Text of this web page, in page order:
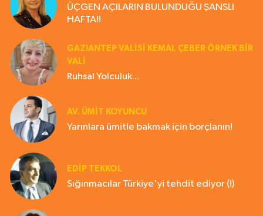
ÜÇGEN AÇILARIN BULUNDUĞU ŞANSLI
HAFTA!!
GAZIANTEP VALISI KEMAL ÇEBER ÖRNEK BİR
VALİ
Ruhsal Yolculuk...
AV. ÜMIT KOYUNCU
Yarınlara ümitle bakmak için borçlanın!
EDIP TEKKOL
Sığınmacılar Türkiye'yi tehdit ediyor (!)